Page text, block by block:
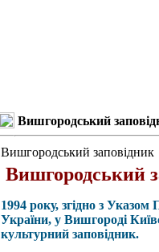
Вишгородський
Вишгородський заповідник
Вишгородський
1994 року, згідно з
України, у Вишгороді
культурний заповідник.